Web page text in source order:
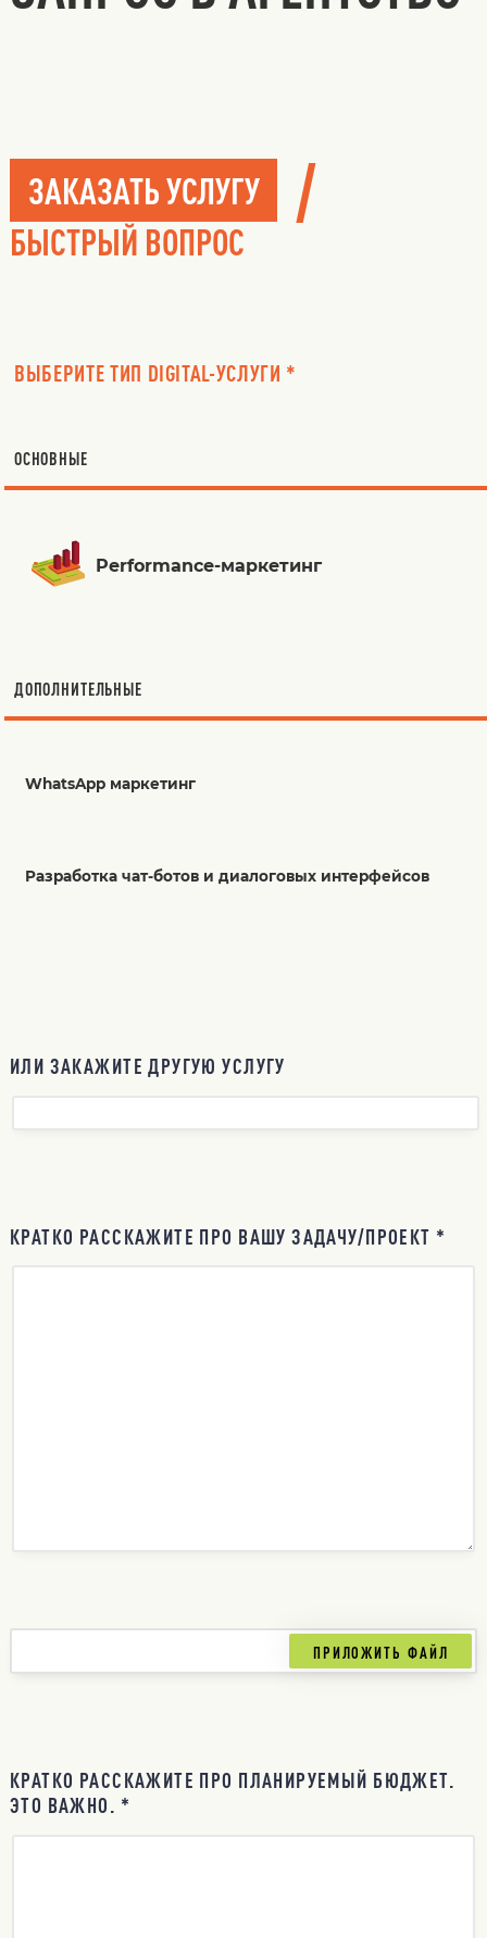
ЗАКАЗАТЬ УСЛУГУ /
БЫСТРЫЙ ВОПРОС
ВЫБЕРИТЕ ТИП DIGITAL-УСЛУГИ *
ОСНОВНЫЕ
Performance-маркетинг
ДОПОЛНИТЕЛЬНЫЕ
WhatsApp маркетинг
Разработка чат-ботов и диалоговых интерфейсов
ИЛИ ЗАКАЖИТЕ ДРУГУЮ УСЛУГУ
КРАТКО РАССКАЖИТЕ ПРО ВАШУ ЗАДАЧУ/ПРОЕКТ *
КРАТКО РАССКАЖИТЕ ПРО ПЛАНИРУЕМЫЙ БЮДЖЕТ.
ЭТО ВАЖНО. *